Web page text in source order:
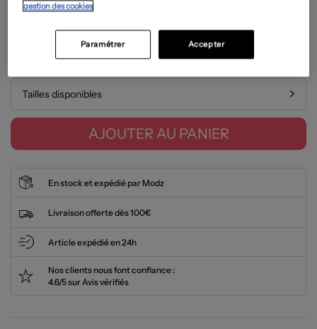
18,00€
Prix boutique : 90,00€ -80% ?
Guide des tailles
Tailles disponibles
AJOUTER AU PANIER
En stock et expédié par Modz
Livraison offerte dès 100€
Article expédié en 24h
Nos clients nous font confiance :
4.6/5 sur Avis vérifiés
gestion des cookies
Accepter
Paramétrer